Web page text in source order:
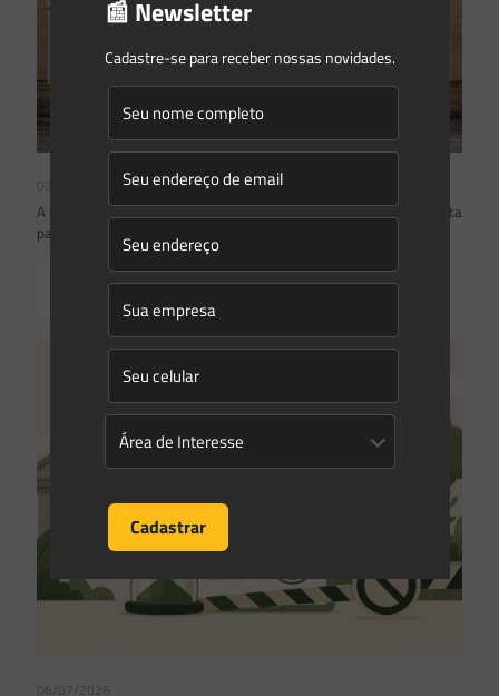
A inclusão de imóvel em inventário de patrimônio cultural não basta
para impor restrições ao direito de propriedade:
Read more
06/07/2026
📰 Newsletter
Cadastre-se para receber nossas novidades.